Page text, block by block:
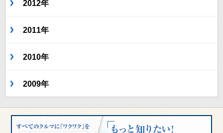
2012年
2011年
2010年
2009年